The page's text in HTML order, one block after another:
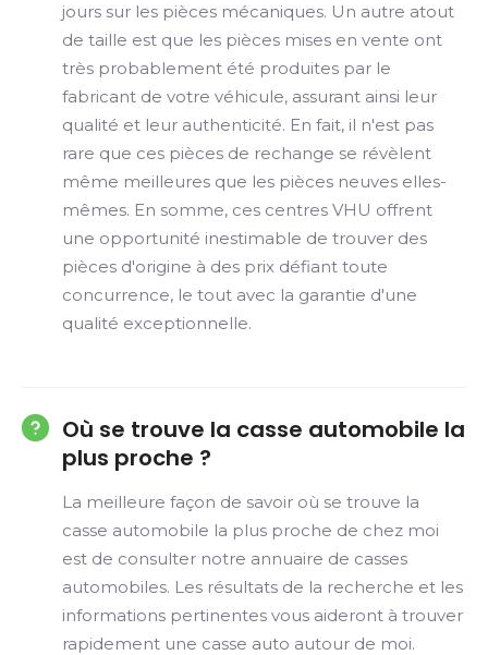
jours sur les pièces mécaniques. Un autre atout
de taille est que les pièces mises en vente ont
très probablement été produites par le
fabricant de votre véhicule, assurant ainsi leur
qualité et leur authenticité. En fait, il n'est pas
rare que ces pièces de rechange se révèlent
même meilleures que les pièces neuves elles-
mêmes. En somme, ces centres VHU offrent
une opportunité inestimable de trouver des
pièces d'origine à des prix défiant toute
concurrence, le tout avec la garantie d'une
qualité exceptionnelle.
Où se trouve la casse automobile la
plus proche ?
La meilleure façon de savoir où se trouve la
casse automobile la plus proche de chez moi
est de consulter notre annuaire de casses
automobiles. Les résultats de la recherche et les
informations pertinentes vous aideront à trouver
rapidement une casse auto autour de moi.